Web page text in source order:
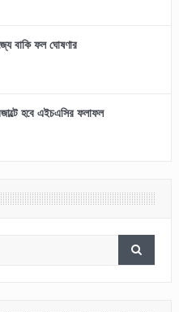
বাকি ফল ঘোষণার
হবে এইচএসির ফলাফল